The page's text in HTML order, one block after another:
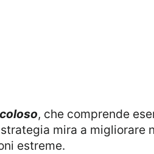
, che comprende
mira a migliorare
estreme.